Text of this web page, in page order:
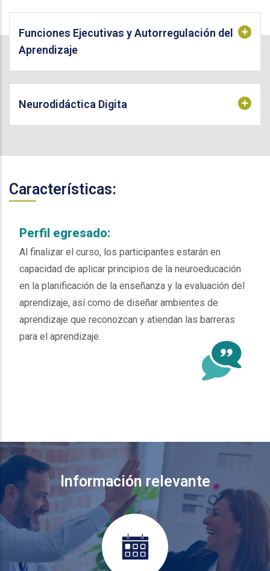
Funciones Ejecutivas y Autorregulación del
Aprendizaje
Neurodidáctica Digita
Características:
Perfil egresado:
Al finalizar el curso, los participantes estarán en
capacidad de aplicar principios de la neuroeducación
en la planificación de la enseñanza y la evaluación del
aprendizaje, así como de diseñar ambientes de
aprendizaje que reconozcan y atiendan las barreras
para el aprendizaje.
Información relevante